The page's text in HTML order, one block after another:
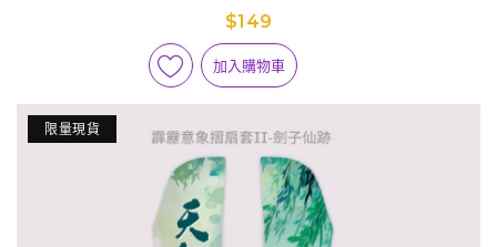
$149
加入購物車
限量現貨